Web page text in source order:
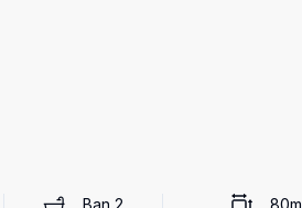
Ban2 80